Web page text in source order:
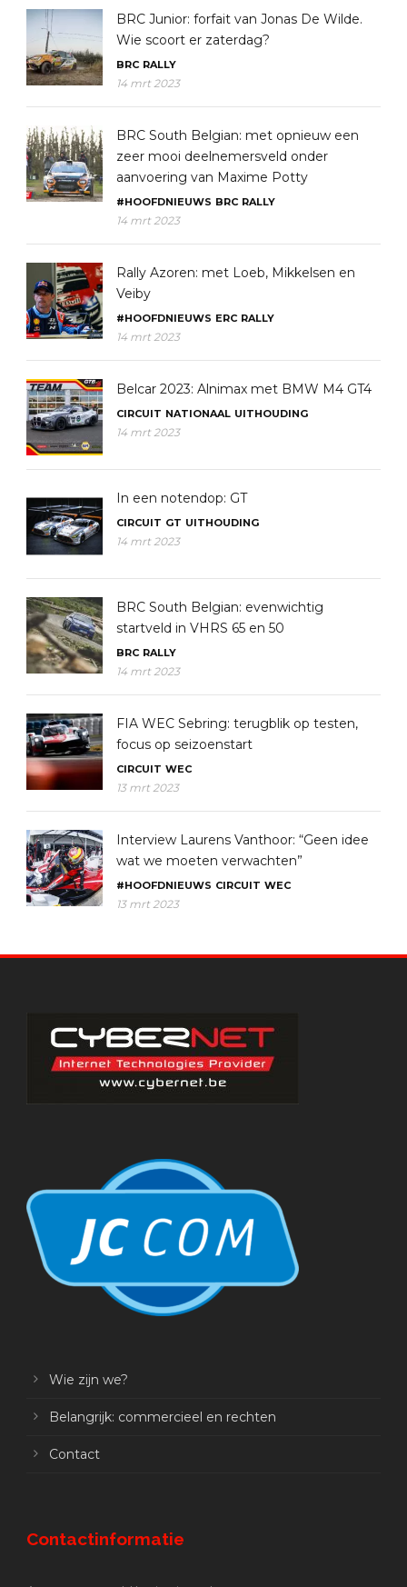
BRC Junior: forfait van Jonas De Wilde.
Wie scoort er zaterdag?
BRC RALLY
14 mrt 2023
BRC South Belgian: met opnieuw een
zeer mooi deelnemersveld onder
aanvoering van Maxime Potty
#HOOFDNIEUWS BRC RALLY
14 mrt 2023
Rally Azoren: met Loeb, Mikkelsen en
Veiby
#HOOFDNIEUWS ERC RALLY
14 mrt 2023
Belcar 2023: Alnimax met BMW M4 GT4
CIRCUIT NATIONAAL UITHOUDING
14 mrt 2023
In een notendop: GT
CIRCUIT GT UITHOUDING
14 mrt 2023
BRC South Belgian: evenwichtig
startveld in VHRS 65 en 50
BRC RALLY
14 mrt 2023
FIA WEC Sebring: terugblik op testen,
focus op seizoenstart
CIRCUIT WEC
13 mrt 2023
Interview Laurens Vanthoor: “Geen idee
wat we moeten verwachten”
#HOOFDNIEUWS CIRCUIT WEC
13 mrt 2023
Wie zijn we?
Belangrijk: commercieel en rechten
Contact
Contactinformatie